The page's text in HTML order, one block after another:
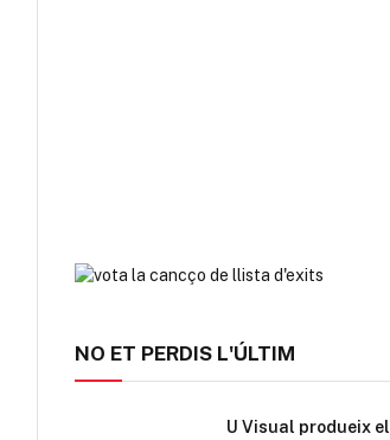
NO ET PERDIS L'ÚLTIM
U Visual produeix el